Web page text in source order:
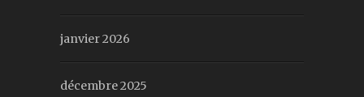
janvier 2026
décembre 2025